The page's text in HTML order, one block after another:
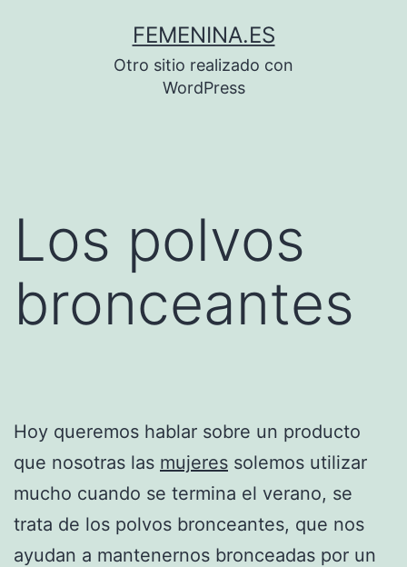
FEMENINA.ES
Otro sitio realizado con
WordPress
Los polvos
bronceantes
Hoy queremos hablar sobre un producto
que nosotras las mujeres solemos utilizar
mucho cuando se termina el verano, se
trata de los polvos bronceantes, que nos
ayudan a mantenernos bronceadas por un